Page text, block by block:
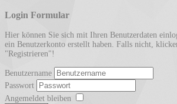
Login Formular
Hier können Sie sich mit Ihren Benutzerdaten
ein Benutzerkonto erstellt haben. Falls nicht,
"Registrieren"!
Benutzername
Passwort
Angemeldet bleiben